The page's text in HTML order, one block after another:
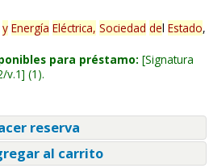
y Energía Eléctrica, Sociedad del Estado,
para préstamo: Signatura
v.1 (1).
reserva
al carrito